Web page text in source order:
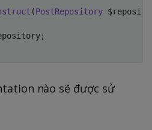
(PostRepository
;
nào sẽ được sử